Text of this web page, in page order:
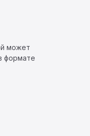
может
формате